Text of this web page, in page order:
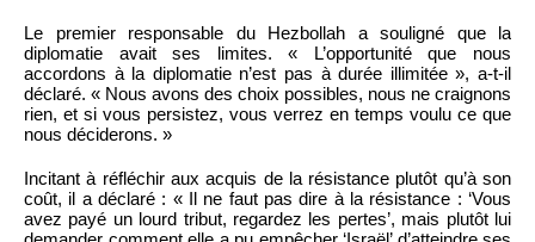
Le premier responsable du Hezbollah a souligné que la
diplomatie avait ses limites. « L’opportunité que nous
accordons à la diplomatie n’est pas à durée illimitée », a-t-il
déclaré. « Nous avons des choix possibles, nous ne craignons
rien, et si vous persistez, vous verrez en temps voulu ce que
nous déciderons. »
Incitant à réfléchir aux acquis de la résistance plutôt qu’à son
coût, il a déclaré : « Il ne faut pas dire à la résistance : ‘Vous
avez payé un lourd tribut, regardez les pertes’, mais plutôt lui